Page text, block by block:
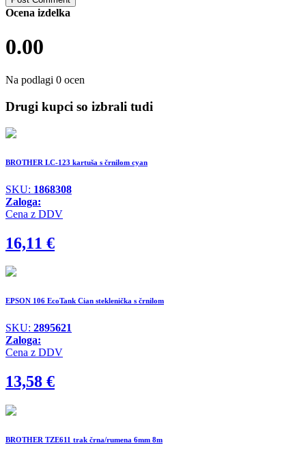
Ocena izdelka
0.00
Na podlagi 0 ocen
Drugi kupci so izbrali tudi
BROTHER LC-123 kartuša s črnilom cyan
SKU: 1868308
Zaloga:
Cena z DDV
16,11 €
EPSON 106 EcoTank Cian steklenička s črnilom
SKU: 2895621
Zaloga:
Cena z DDV
13,58 €
BROTHER TZE611 trak črna/rumena 6mm 8m